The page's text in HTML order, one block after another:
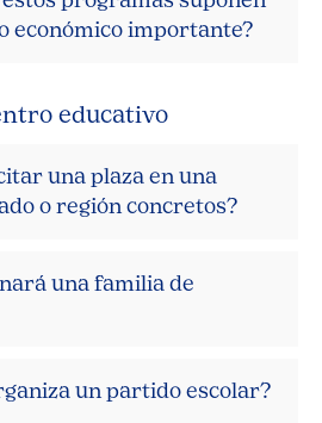
económico importante?
educativo
una plaza en una
o región concretos?
una familia de
un partido escolar?